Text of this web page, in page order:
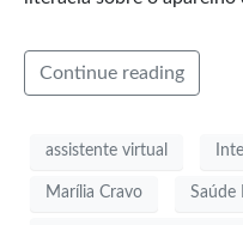
Continue reading
assistente virtual
Marília Cravo Saúde